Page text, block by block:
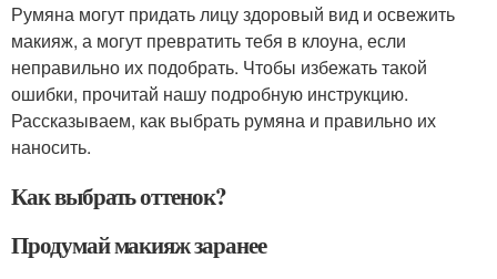
Румяна могут придать лицу здоровый вид и освежить
макияж, а могут превратить тебя в клоуна, если
неправильно их подобрать. Чтобы избежать такой
ошибки, прочитай нашу подробную инструкцию.
Рассказываем, как выбрать румяна и правильно их
наносить.
Как выбрать оттенок?
Продумай макияж заранее